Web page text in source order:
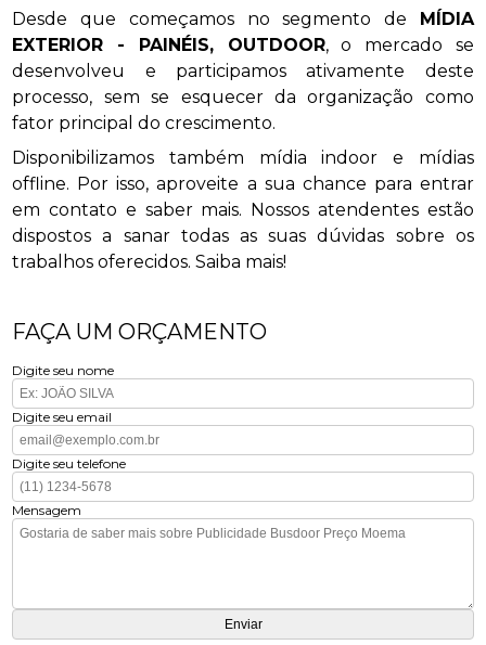
Desde que começamos no segmento de MÍDIA
EXTERIOR - PAINÉIS, OUTDOOR, o mercado se
desenvolveu e participamos ativamente deste
processo, sem se esquecer da organização como
fator principal do crescimento.
Disponibilizamos também mídia indoor e mídias
offline. Por isso, aproveite a sua chance para entrar
em contato e saber mais. Nossos atendentes estão
dispostos a sanar todas as suas dúvidas sobre os
trabalhos oferecidos. Saiba mais!
FAÇA UM ORÇAMENTO
Digite seu nome
Digite seu email
Digite seu telefone
Mensagem